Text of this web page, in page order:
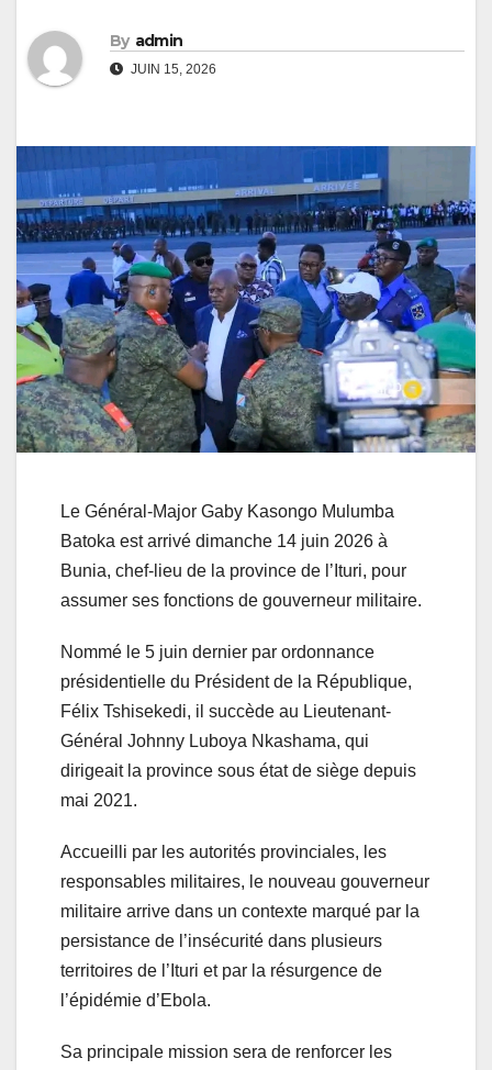
By admin
JUIN 15, 2026
Le Général-Major Gaby Kasongo Mulumba
Batoka est arrivé dimanche 14 juin 2026 à
Bunia, chef-lieu de la province de l’Ituri, pour
assumer ses fonctions de gouverneur militaire.
Nommé le 5 juin dernier par ordonnance
présidentielle du Président de la République,
Félix Tshisekedi, il succède au Lieutenant-
Général Johnny Luboya Nkashama, qui
dirigeait la province sous état de siège depuis
mai 2021.
Accueilli par les autorités provinciales, les
responsables militaires, le nouveau gouverneur
militaire arrive dans un contexte marqué par la
persistance de l’insécurité dans plusieurs
territoires de l’Ituri et par la résurgence de
l’épidémie d’Ebola.
Sa principale mission sera de renforcer les